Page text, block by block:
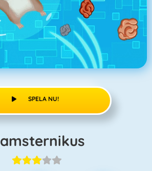
SPELA NU!
Hamsternikus